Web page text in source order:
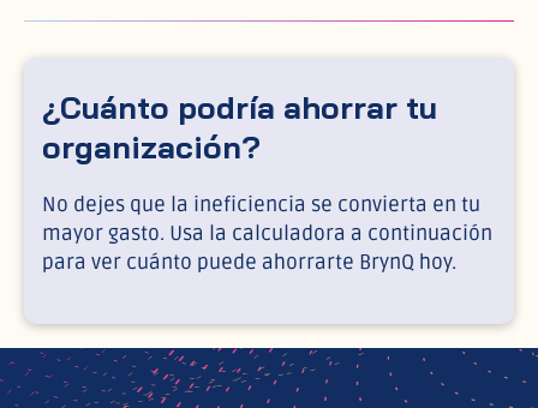
¿Cuánto podría ahorrar tu
organización?
No dejes que la ineficiencia se convierta en tu
mayor gasto. Usa la calculadora a continuación
para ver cuánto puede ahorrarte BrynQ hoy.